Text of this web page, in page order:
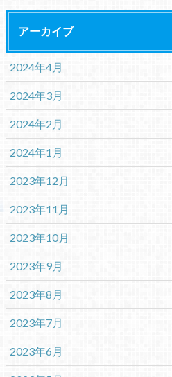
アーカイブ
2024年4月
2024年3月
2024年2月
2024年1月
2023年12月
2023年11月
2023年10月
2023年9月
2023年8月
2023年7月
2023年6月